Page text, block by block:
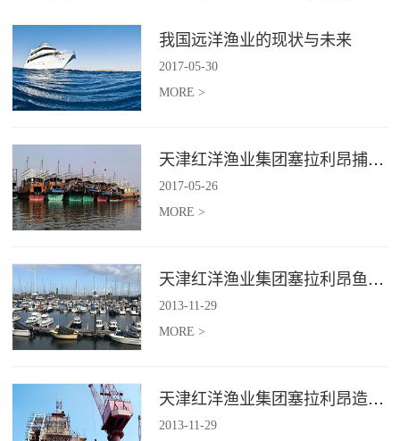
我国远洋渔业的现状与未来
2017-05-30
MORE >
天津红洋渔业集团塞拉利昂捕捞项目
2017-05-26
MORE >
天津红洋渔业集团塞拉利昂鱼粉项目
2013-11-29
MORE >
天津红洋渔业集团塞拉利昂造船项目
2013-11-29